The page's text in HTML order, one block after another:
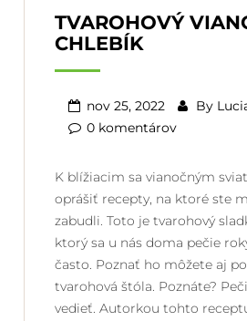
TVAROHOVÝ
CHLEBÍK
nov 25, 2022 By
0 komentárov
K blížiacim sa vianočným
oprášiť recepty, na ktoré ste
zabudli. Toto je tvarohový
ktorý sa u nás doma pečie
často. Poznať ho môžete aj
tvarohová štóla. Poznáte?
vedieť. Autorkou tohto